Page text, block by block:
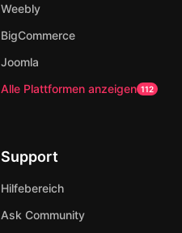
Weebly
BigCommerce
Joomla
Alle Plattformen anzeigen 112
Support
Hilfebereich
Ask Community